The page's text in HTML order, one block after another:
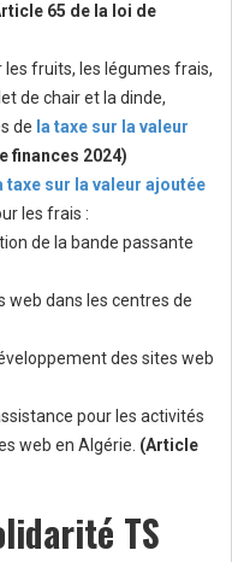
65 de la loi de
les fruits, les légumes frais,
de chair et la dinde,
de la taxe sur la valeur
finances 2024)
taxe sur la valeur ajoutée
les frais :
de la bande passante
web dans les centres de
des sites web
pour les activités
web en Algérie. (Article
TS